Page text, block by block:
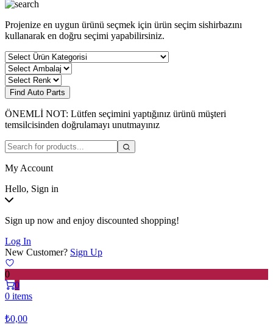
Projenize en uygun ürünü seçmek için ürün seçim sishirbazını
kullanarak en doğru seçimi yapabilirsiniz.
Find Auto Parts
ÖNEMLİ NOT: Lütfen seçimini yaptığınız ürünü müşteri
temsilcisinden doğrulamayı unutmayınız
My Account
Hello, Sign in
Sign up now and enjoy discounted shopping!
Log In
New Customer? Sign Up
0
0
0 items
₺0,00